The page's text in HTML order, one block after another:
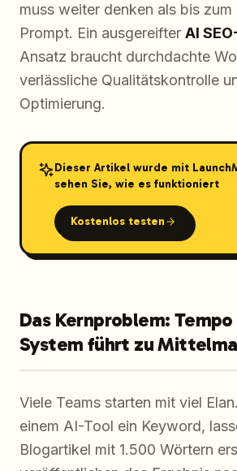
muss weiter denken als bis zum
Prompt. Ein ausgereifter AI
Ansatz braucht durchdachte
verlässliche Qualitätskontrolle
Optimierung.
Dieser Artikel wurde mit
sehen Sie, wie es funktioniert
Kostenlos testen
Das Kernproblem:
System führt zu
Viele Teams starten mit viel
einem AI-Tool ein Keyword,
Blogartikel mit 1.500 Wörtern